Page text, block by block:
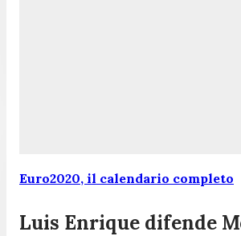
Euro2020, il calendario completo
Luis Enrique difende